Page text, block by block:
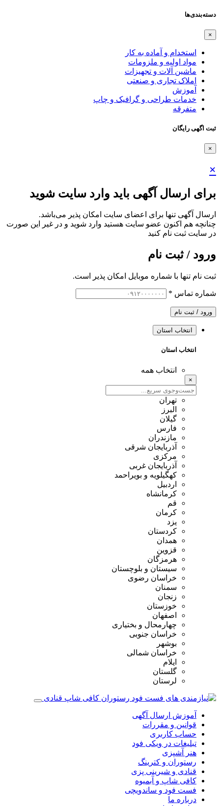
دسته‌بندی‌ها
×
استخدام و آماده به کار
مواد اولیه و ملزومات
ماشین آلات و تجهیزات
املاک تجاری و صنعتی
آموزش
خدمات طراحی و گرافیک و چاپ
متفرقه
ثبت اگهی رایگان
×
×
برای ارسال آگهی باید وارد سایت شوید
ارسال آگهی تنها برای اعضای سایت امکان پذیر می‌باشد.
چنانچه هم‌ اکنون عضو سایت هستید وارد شوید و در غیر این صورت
در سایت ثبت نام کنید
ورود / ثبت نام
ثبت نام تنها با شماره موبایل امکان پذیر است.
شماره تماس *
ورود / ثبت نام
انتخاب استان
انتخاب استان
انتخاب همه
×
تهران
البرز
گیلان
فارس
مازندران
آذربایجان شرقی
مرکزی
آذربایجان غربی
کهگیلویه و بویراحمد
اردبیل
کرمانشاه
قم
کرمان
یزد
کردستان
همدان
قزوین
هرمزگان
سیستان و بلوچستان
خراسان رضوی
سمنان
زنجان
خوزستان
اصفهان
چهارمحال و بختیاری
خراسان جنوبی
بوشهر
خراسان شمالی
ایلام
گلستان
لرستان
آموزش ارسال آگهی
قوانین و مقررات
حساب کاربری
تبلیغات در ویکی فود
هنر آشپزی
رستوران و کترینگ
قنادی و شیرینی پزی
کافی شاپ و آبمیوه
فست فود و ساندویچی
درباره ما